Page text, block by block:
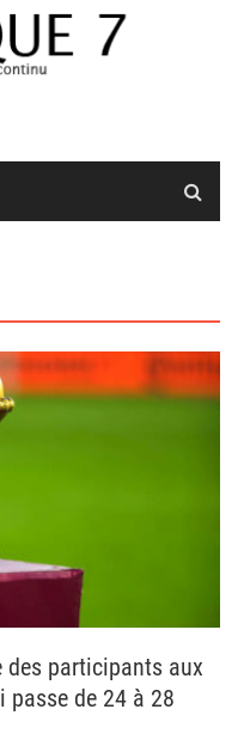
des participants aux
passe de 24 à 28